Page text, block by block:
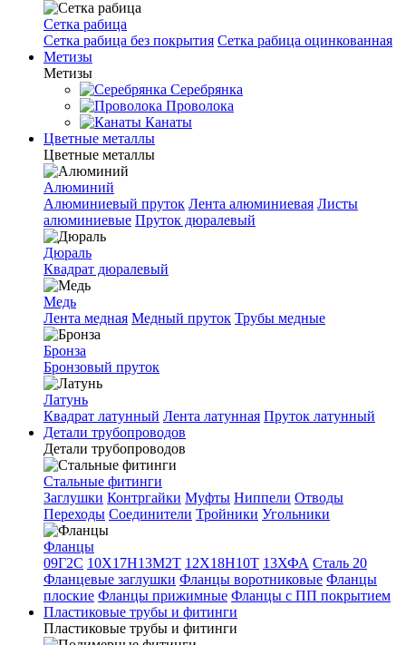
Сетка рабица
Сетка рабица без покрытия Сетка рабица оцинкованная
Метизы
Метизы
Серебрянка
Проволока
Канаты
Цветные металлы
Цветные металлы
Алюминий
Алюминиевый пруток Лента алюминиевая Листы
алюминиевые Пруток дюралевый
Дюраль
Квадрат дюралевый
Медь
Лента медная Медный пруток Трубы медные
Бронза
Бронзовый пруток
Латунь
Квадрат латунный Лента латунная Пруток латунный
Детали трубопроводов
Детали трубопроводов
Стальные фитинги
Заглушки Контргайки Муфты Ниппели Отводы
Переходы Соединители Тройники Угольники
Фланцы
09Г2С 10Х17Н13М2Т 12Х18Н10Т 13ХФА Сталь 20
Фланцевые заглушки Фланцы воротниковые Фланцы
плоские Фланцы прижимные Фланцы с ПП покрытием
Пластиковые трубы и фитинги
Пластиковые трубы и фитинги